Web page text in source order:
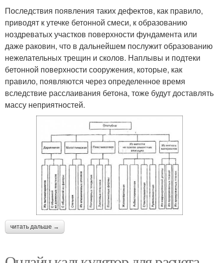
Последствия появления таких дефектов, как правило,
приводят к утечке бетонной смеси, к образованию
ноздреватых участков поверхности фундамента или
даже раковин, что в дальнейшем послужит образованию
нежелательных трещин и сколов. Наплывы и подтеки
бетонной поверхности сооружения, которые, как
правило, появляются через определенное время
вследствие расслаивания бетона, тоже будут доставлять
массу неприятностей.
читать дальше →